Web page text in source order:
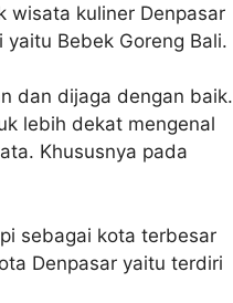
wisata kuliner Denpasar
Bebek Goreng Bali.
dan dijaga dengan baik.
lebih dekat mengenal
Khususnya pada
sebagai kota terbesar
Denpasar yaitu terdiri